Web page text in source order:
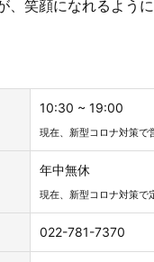
、笑顔になれるよう
10:30 ~ 19:00
現在、新型コロナ対策で
年中無休
現在、新型コロナ対策で
022-781-7370